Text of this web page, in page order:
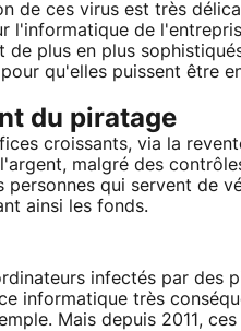
de ces virus est très
l'informatique de
de plus en plus
qu'elles puissent être
du piratage
croissants, via la
malgré des
qui servent de
ainsi les fonds.
infectés par des
informatique très
Mais depuis 2011,